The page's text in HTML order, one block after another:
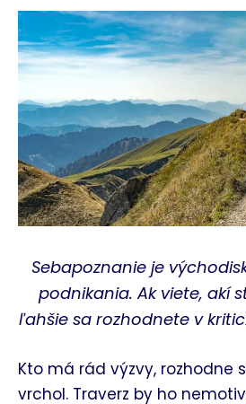
Sebapoznanie je
podnikania. Ak viete, akí
ľahšie sa rozhodnete v
Kto má rád výzvy, rozhodne
vrchol. Traverz by ho